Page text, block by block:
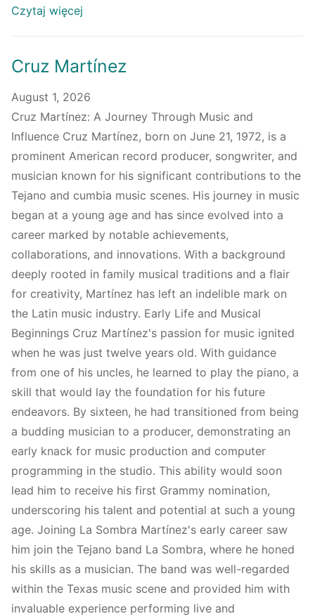
Czytaj więcej
Cruz Martínez
August 1, 2026
Cruz Martínez: A Journey Through Music and
Influence Cruz Martínez, born on June 21, 1972, is a
prominent American record producer, songwriter, and
musician known for his significant contributions to the
Tejano and cumbia music scenes. His journey in music
began at a young age and has since evolved into a
career marked by notable achievements,
collaborations, and innovations. With a background
deeply rooted in family musical traditions and a flair
for creativity, Martínez has left an indelible mark on
the Latin music industry. Early Life and Musical
Beginnings Cruz Martínez's passion for music ignited
when he was just twelve years old. With guidance
from one of his uncles, he learned to play the piano, a
skill that would lay the foundation for his future
endeavors. By sixteen, he had transitioned from being
a budding musician to a producer, demonstrating an
early knack for music production and computer
programming in the studio. This ability would soon
lead him to receive his first Grammy nomination,
underscoring his talent and potential at such a young
age. Joining La Sombra Martínez's early career saw
him join the Tejano band La Sombra, where he honed
his skills as a musician. The band was well-regarded
within the Texas music scene and provided him with
invaluable experience performing live and